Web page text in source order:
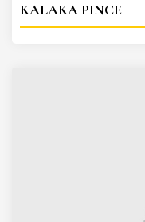
KALAKA PINCE